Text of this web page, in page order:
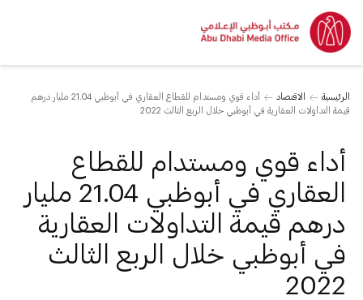
الرئيسية الاقتصاد
أداء قوي ومستدام للقطاع العقاري في أبوظبي 21.04 مليار درهم
قيمة التداولات العقارية في أبوظبي خلال الربع الثالث 2022
أداء قوي ومستدام للقطاع
العقاري في أبوظبي 21.04 مليار
درهم قيمة التداولات العقارية
في أبوظبي خلال الربع الثالث
2022